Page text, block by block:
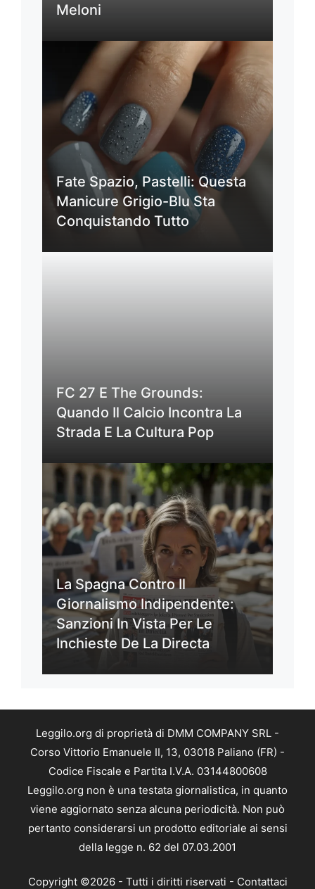
Meloni
Fate Spazio, Pastelli: Questa
Manicure Grigio-Blu Sta
Conquistando Tutto
FC 27 E The Grounds:
Quando Il Calcio Incontra La
Strada E La Cultura Pop
La Spagna Contro Il
Giornalismo Indipendente:
Sanzioni In Vista Per Le
Inchieste De La Directa
Leggilo.org di proprietà di DMM COMPANY SRL -
Corso Vittorio Emanuele II, 13, 03018 Paliano (FR) -
Codice Fiscale e Partita I.V.A. 03144800608
Leggilo.org non è una testata giornalistica, in quanto
viene aggiornato senza alcuna periodicità. Non può
pertanto considerarsi un prodotto editoriale ai sensi
della legge n. 62 del 07.03.2001
Copyright ©2026 - Tutti i diritti riservati - Contattaci